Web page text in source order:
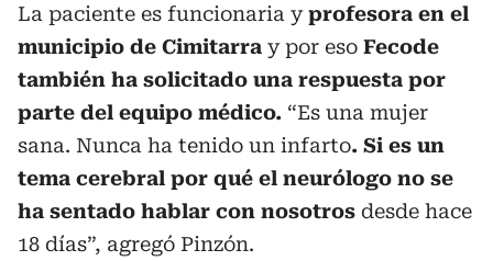
La paciente es funcionaria yprofesora en el
municipio de Cimitarra y por eso Fecode
también ha solicitado una respuesta por
parte del equipo médico. “Es una mujer
sana. Nunca ha tenido un infarto. Si es un
tema cerebral por qué el neurólogo no se
ha sentado hablar con nosotros desde hace
18 días”, agregó Pinzón.